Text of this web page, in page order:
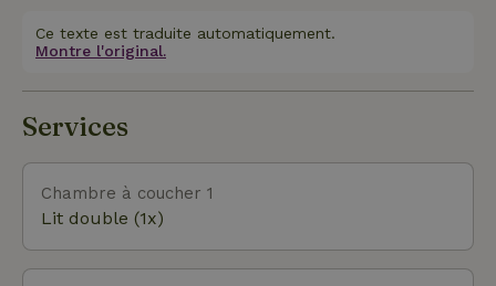
activités de plein air, cyclisme et pêche, bref, tu l'as
dit !
Ce texte est traduite automatiquement.
Montre l'original.
Services
Chambre à coucher 1
Lit double (1x)